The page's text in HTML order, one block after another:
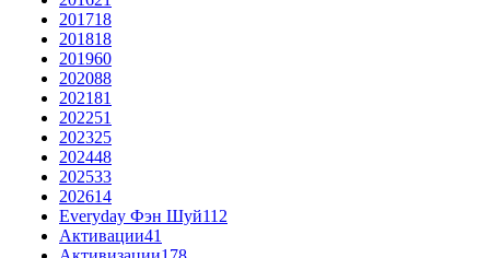
201718
201818
201960
202088
202181
202251
202325
202448
202533
202614
Everyday Фэн Шуй112
Активации41